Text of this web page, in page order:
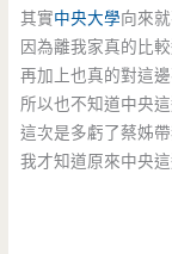
其實中央大學向來
因為離我家真的比
再加上也真的對這
所以也不知道中央
這次是多虧了蔡姊
我才知道原來中央